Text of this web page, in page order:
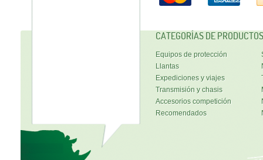
CATEGORÍAS DE PRODUCTOS
Equipos de protección
Llantas
Expediciones y viajes
Transmisión y chasis
Accesorios competición
Recomendados